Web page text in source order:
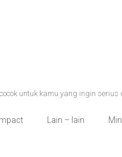
untuk kamu yang ingin serius
Lain – lain